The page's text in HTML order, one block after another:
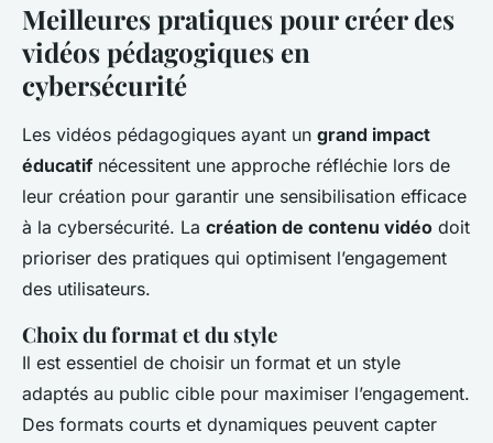
Meilleures pratiques pour créer des
vidéos pédagogiques en
cybersécurité
Les vidéos pédagogiques ayant un grand impact
éducatif nécessitent une approche réfléchie lors de
leur création pour garantir une sensibilisation efficace
à la cybersécurité. La création de contenu vidéo doit
prioriser des pratiques qui optimisent l’engagement
des utilisateurs.
Choix du format et du style
Il est essentiel de choisir un format et un style
adaptés au public cible pour maximiser l’engagement.
Des formats courts et dynamiques peuvent capter